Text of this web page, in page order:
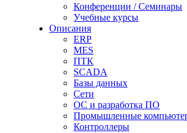
Конференции / Семинары
Учебные курсы
Описания
ERP
MES
ПТК
SCADA
Базы данных
Сети
ОС и разработка ПО
Промышленные
Контроллеры